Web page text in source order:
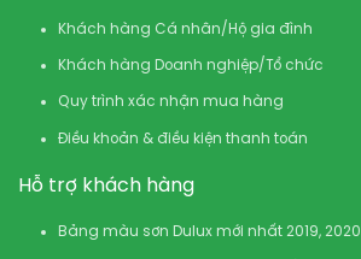
Khách hàng Cá nhân/Hộ gia đình
Khách hàng Doanh nghiệp/Tổ chức
Quy trình xác nhận mua hàng
Điều khoản & điều kiện thanh toán
Hỗ trợ khách hàng
Bảng màu sơn Dulux mới nhất 2019, 2020